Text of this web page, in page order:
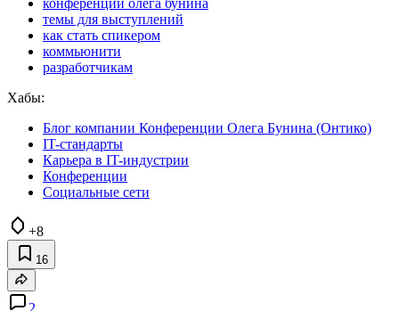
темы для выступлений
как стать спикером
коммьюнити
разработчикам
Хабы:
Блог компании Конференции Олега Бунина (Онтико)
IT-стандарты
Карьера в IT-индустрии
Конференции
Социальные сети
+8
16
2